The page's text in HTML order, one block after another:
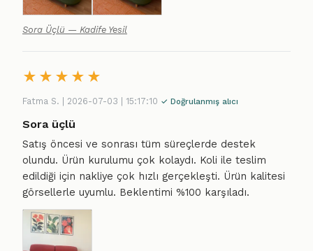
Sora Üçlü — Kadife Yesil
★ ★ ★ ★ ★
Fatma S. | 2026-07-03 | 15:17:10 ✓ Doğrulanmış alıcı
Sora üçlü
Satış öncesi ve sonrası tüm süreçlerde destek
olundu. Ürün kurulumu çok kolaydı. Koli ile teslim
edildiği için nakliye çok hızlı gerçekleşti. Ürün kalitesi
görsellerle uyumlu. Beklentimi %100 karşıladı.